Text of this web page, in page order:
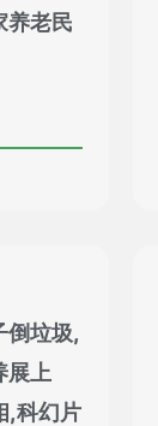
养老民
倒垃圾,
展上
,科幻片